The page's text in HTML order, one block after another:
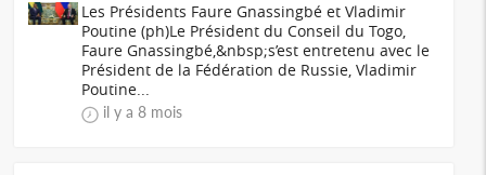
Les Présidents Faure Gnassingbé et Vladimir
Poutine (ph)Le Président du Conseil du Togo,
Faure Gnassingbé,&nbsp;s’est entretenu avec le
Président de la Fédération de Russie, Vladimir
Poutine...
il y a 8 mois